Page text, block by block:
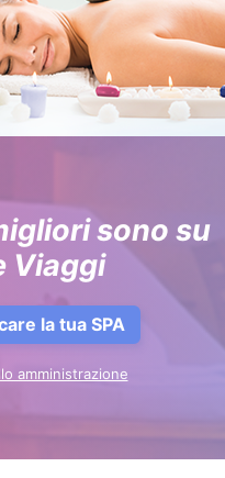
sono su
Viaggi
la tua SPA
amministrazione